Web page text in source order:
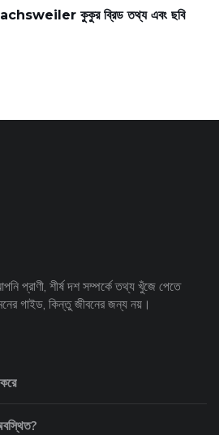
কুকুর ব্রিড তথ্য এবং ছবি
প্রাণী, শীর্ষ দশ সম্পর্কে তথ্য খুঁজে পেতে
গাইড, কিন্তু জীবনের জন্য নয়।